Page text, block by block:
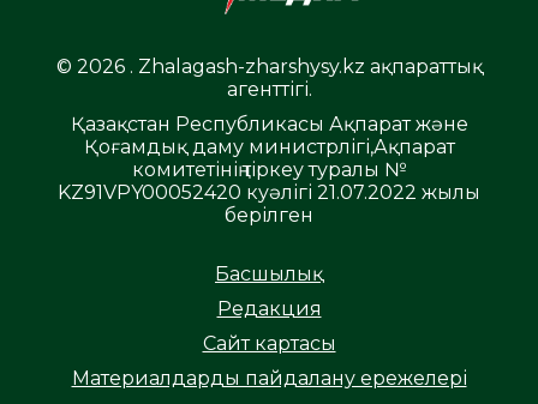
© 2026 . Zhalagash-zharshysy.kz ақпараттық
агенттігі.
Қазақстан Республикасы Ақпарат және
Қоғамдық даму министрлігі,Ақпарат
комитетінің тіркеу туралы №
KZ91VPY00052420 куәлігі 21.07.2022 жылы
берілген
Басшылық
Редакция
Сайт картасы
Материалдарды пайдалану ережелері